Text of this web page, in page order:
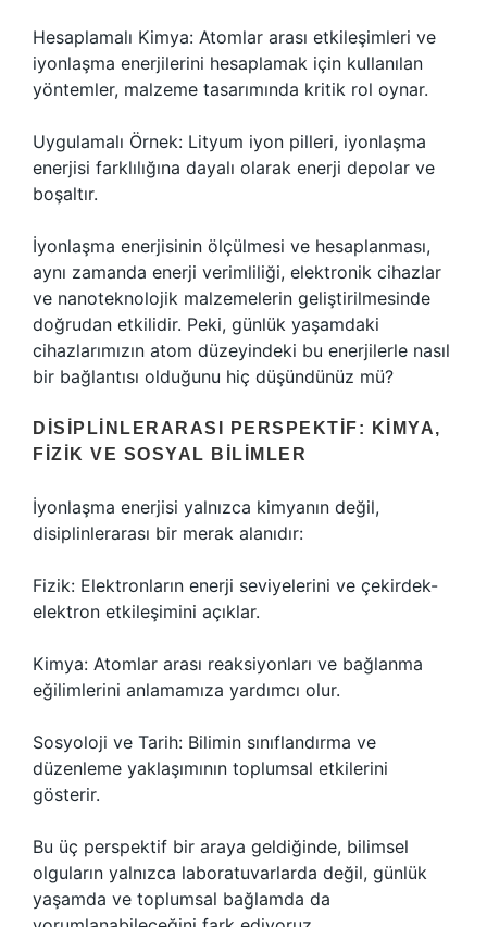
Hesaplamalı Kimya: Atomlar arası etkileşimleri ve
iyonlaşma enerjilerini hesaplamak için kullanılan
yöntemler, malzeme tasarımında kritik rol oynar.
Uygulamalı Örnek: Lityum iyon pilleri, iyonlaşma
enerjisi farklılığına dayalı olarak enerji depolar ve
boşaltır.
İyonlaşma enerjisinin ölçülmesi ve hesaplanması,
aynı zamanda enerji verimliliği, elektronik cihazlar
ve nanoteknolojik malzemelerin geliştirilmesinde
doğrudan etkilidir. Peki, günlük yaşamdaki
cihazlarımızın atom düzeyindeki bu enerjilerle nasıl
bir bağlantısı olduğunu hiç düşündünüz mü?
DISIPLINLERARASI PERSPEKTIF: KIMYA,
FIZIK VE SOSYAL BILIMLER
İyonlaşma enerjisi yalnızca kimyanın değil,
disiplinlerarası bir merak alanıdır:
Fizik: Elektronların enerji seviyelerini ve çekirdek-
elektron etkileşimini açıklar.
Kimya: Atomlar arası reaksiyonları ve bağlanma
eğilimlerini anlamamıza yardımcı olur.
Sosyoloji ve Tarih: Bilimin sınıflandırma ve
düzenleme yaklaşımının toplumsal etkilerini
gösterir.
Bu üç perspektif bir araya geldiğinde, bilimsel
olguların yalnızca laboratuvarlarda değil, günlük
yaşamda ve toplumsal bağlamda da